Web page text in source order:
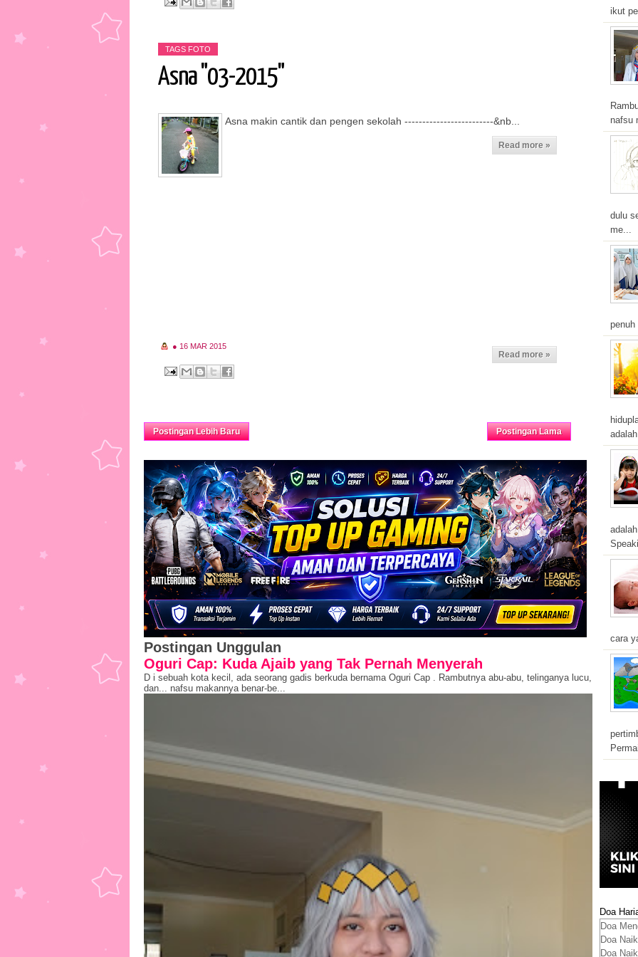
TAGS FOTO
Asna "03-2015"
Asna makin cantik dan pengen sekolah -------------------------&nb...
Read more »
Read more »
● 16 MAR 2015
Postingan Lebih Baru Postingan Lama
Postingan Unggulan
Oguri Cap: Kuda Ajaib yang Tak Pernah Menyerah
D i sebuah kota kecil, ada seorang gadis berkuda bernama Oguri Cap . Rambutnya abu-abu, telinganya lucu,
dan... nafsu makannya benar-be...
ikut
nafsu
dulu
me...
cara
Doa
Doa
Doa
Doa